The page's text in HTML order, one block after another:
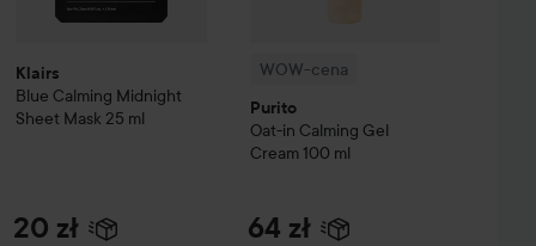
Klairs
Blue Calming Midnight
Sheet Mask 25 ml
20 zł
WOW-cena
Purito
Oat-in Calming Gel
Cream 100 ml
64 zł